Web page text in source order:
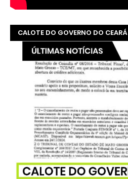
CALOTE DO GOVERNO DO CEARÁ